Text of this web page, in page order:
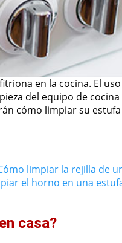
en la cocina. El
del equipo de
cómo limpiar su
limpiar la rejilla de
el horno en una
casa?